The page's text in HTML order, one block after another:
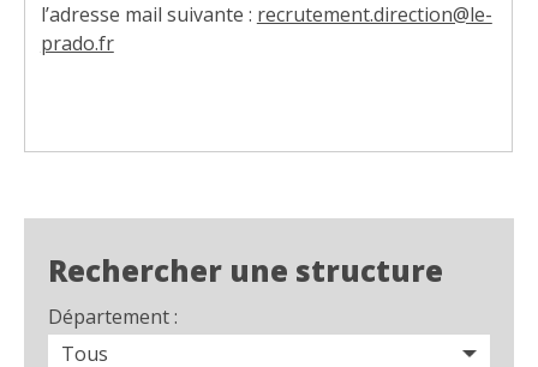
l’adresse mail suivante : recrutement.direction@le-
prado.fr
Rechercher une structure
Département :